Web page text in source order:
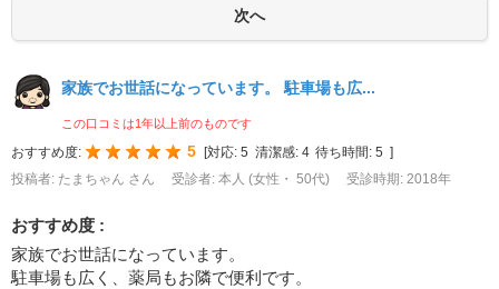
家族でお世話になっています。 駐車場も広...
この口コミは1年以上前のものです
おすすめ度: 5 対応: 5 清潔感: 4 待ち時間: 5
投稿者: たまちゃん さん
受診者: 本人 (女性・ 50代) 受診時期: 2018年
おすすめ度 :
家族でお世話になっています。
駐車場も広く、薬局もお隣で便利です。